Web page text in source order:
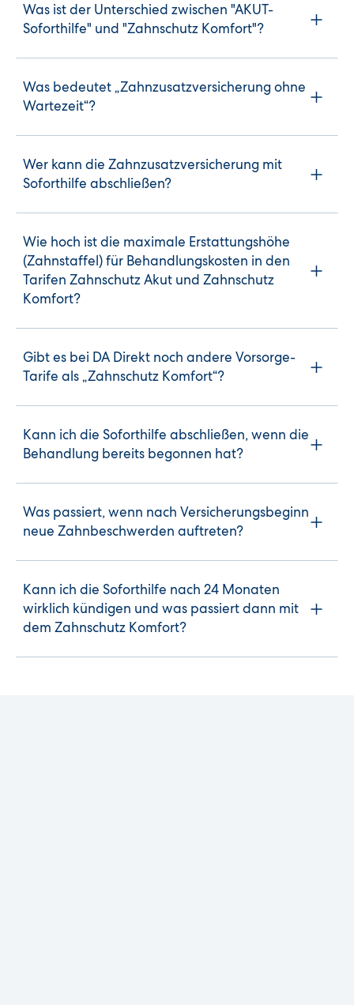
Was ist der Unterschied zwischen "AKUT-
Soforthilfe" und "Zahnschutz Komfort"?
Was bedeutet „Zahnzusatzversicherung ohne
Wartezeit“?
Wer kann die Zahnzusatzversicherung mit
Soforthilfe abschließen?
Wie hoch ist die maximale Erstattungshöhe
(Zahnstaffel) für Behandlungskosten in den
Tarifen Zahnschutz Akut und Zahnschutz
Komfort?
Gibt es bei DA Direkt noch andere Vorsorge-
Tarife als „Zahnschutz Komfort“?
Kann ich die Soforthilfe abschließen, wenn die
Behandlung bereits begonnen hat?
Was passiert, wenn nach Versicherungsbeginn
neue Zahnbeschwerden auftreten?
Kann ich die Soforthilfe nach 24 Monaten
wirklich kündigen und was passiert dann mit
dem Zahnschutz Komfort?